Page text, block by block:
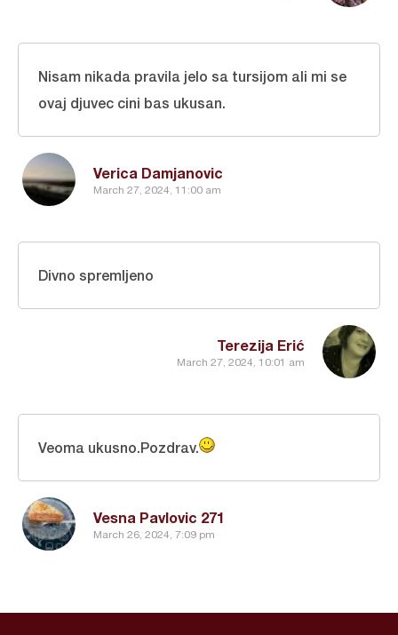
Verica Damjanovic
March 27, 2024, 11:00 am
Nisam nikada pravila jelo sa tursijom ali mi se
ovaj djuvec cini bas ukusan.
Terezija Erić
March 27, 2024, 10:01 am
Divno spremljeno
Vesna Pavlovic 271
March 26, 2024, 7:09 pm
Veoma ukusno.Pozdrav.